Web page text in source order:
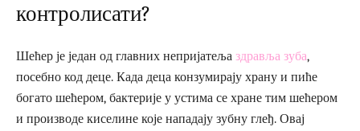
контролисати?
Шећер је један од главних непријатеља здравља зуба,
посебно код деце. Када деца конзумирају храну и пиће
богато шећером, бактерије у устима се хране тим шећером
и производе киселине које нападају зубну глеђ. Овај